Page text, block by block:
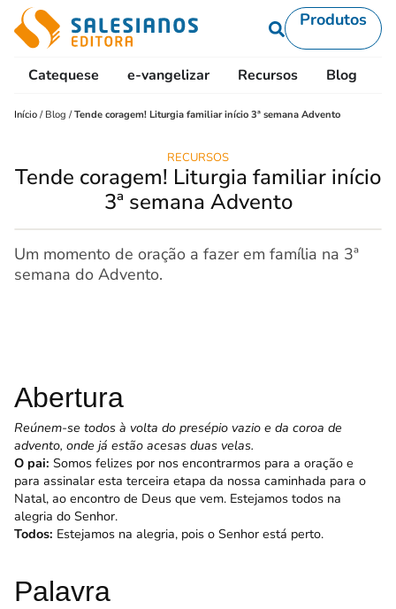
Produtos
Catequese e-vangelizar Recursos Blog
Início / Blog /Tende coragem! Liturgia familiar início 3ª semana Advento
RECURSOS
Tende coragem! Liturgia familiar início
3ª semana Advento
Um momento de oração a fazer em família na 3ª
semana do Advento.
Abertura
Reúnem-se todos à volta do presépio vazio e da coroa de
advento, onde já estão acesas duas velas.
O pai: Somos felizes por nos encontrarmos para a oração e
para assinalar esta terceira etapa da nossa caminhada para o
Natal, ao encontro de Deus que vem. Estejamos todos na
alegria do Senhor.
Todos: Estejamos na alegria, pois o Senhor está perto.
Palavra